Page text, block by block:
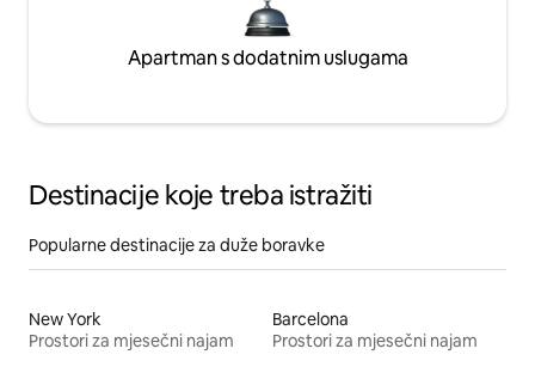
Apartman s dodatnim uslugama
Destinacije koje treba istražiti
Popularne destinacije za duže boravke
New York
Prostori za mjesečni najam
Barcelona
Prostori za mjesečni najam